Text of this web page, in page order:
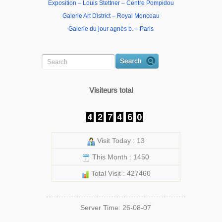
Exposition – Louis Stettner – Centre Pompidou
Galerie Art District – Royal Monceau
Galerie du jour agnès b. – Paris
Visiteurs total
Visit Today : 13
This Month : 1450
Total Visit : 427460
Server Time: 26-08-07